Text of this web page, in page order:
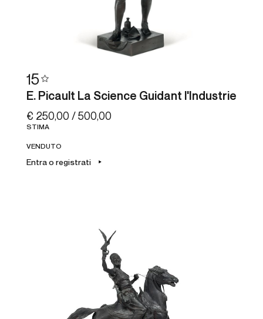
15
E. Picault La Science Guidant l'Industrie
€ 250,00 / 500,00
STIMA
VENDUTO
Entra o registrati